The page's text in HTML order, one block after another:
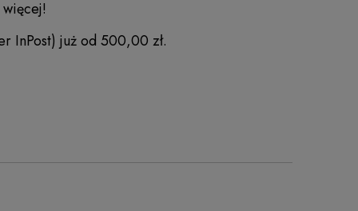
InPost) już od 500,00 zł.